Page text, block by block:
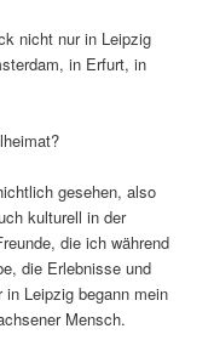
nicht nur in Leipzig
in Erfurt, in
gesehen, also
kulturell in der
die ich während
die Erlebnisse und
in Leipzig begann mein
Mensch.